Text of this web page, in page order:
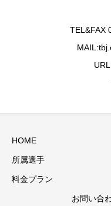
TEL&FAX
HOME
所属選手
料金プラン
お問い合